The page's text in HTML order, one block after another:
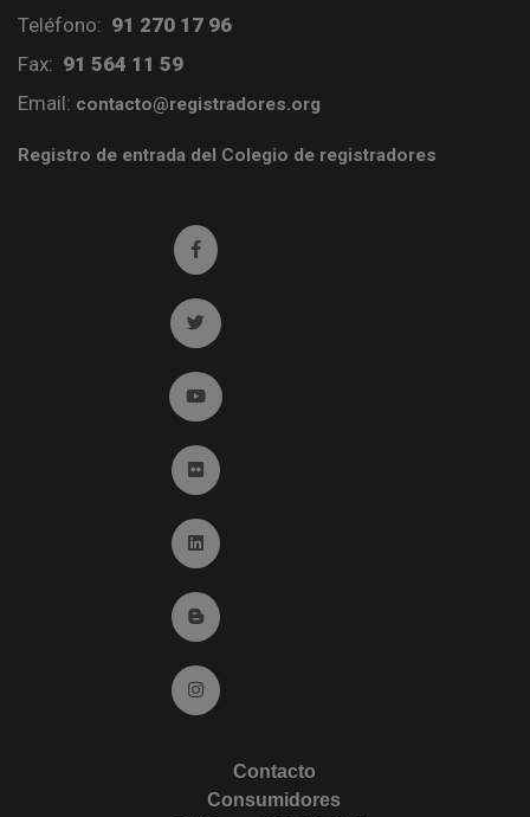
Teléfono: 91 270 17 96
Fax: 91 564 11 59
Email: contacto@registradores.org
Registro de entrada del Colegio de registradores
Ir a facebook (abre en ventana nueva)
Ir a twitter (abre en ventana nueva)
Ir a YouTube (abre en ventana nueva)
Ir a Flickr (abre en ventana nueva)
Ir a Linkedin (abre en ventana nueva)
Ir al Blog (abre en ventana nueva)
Ir a Instagram (abre en ventana nueva)
Contacto
Consumidores